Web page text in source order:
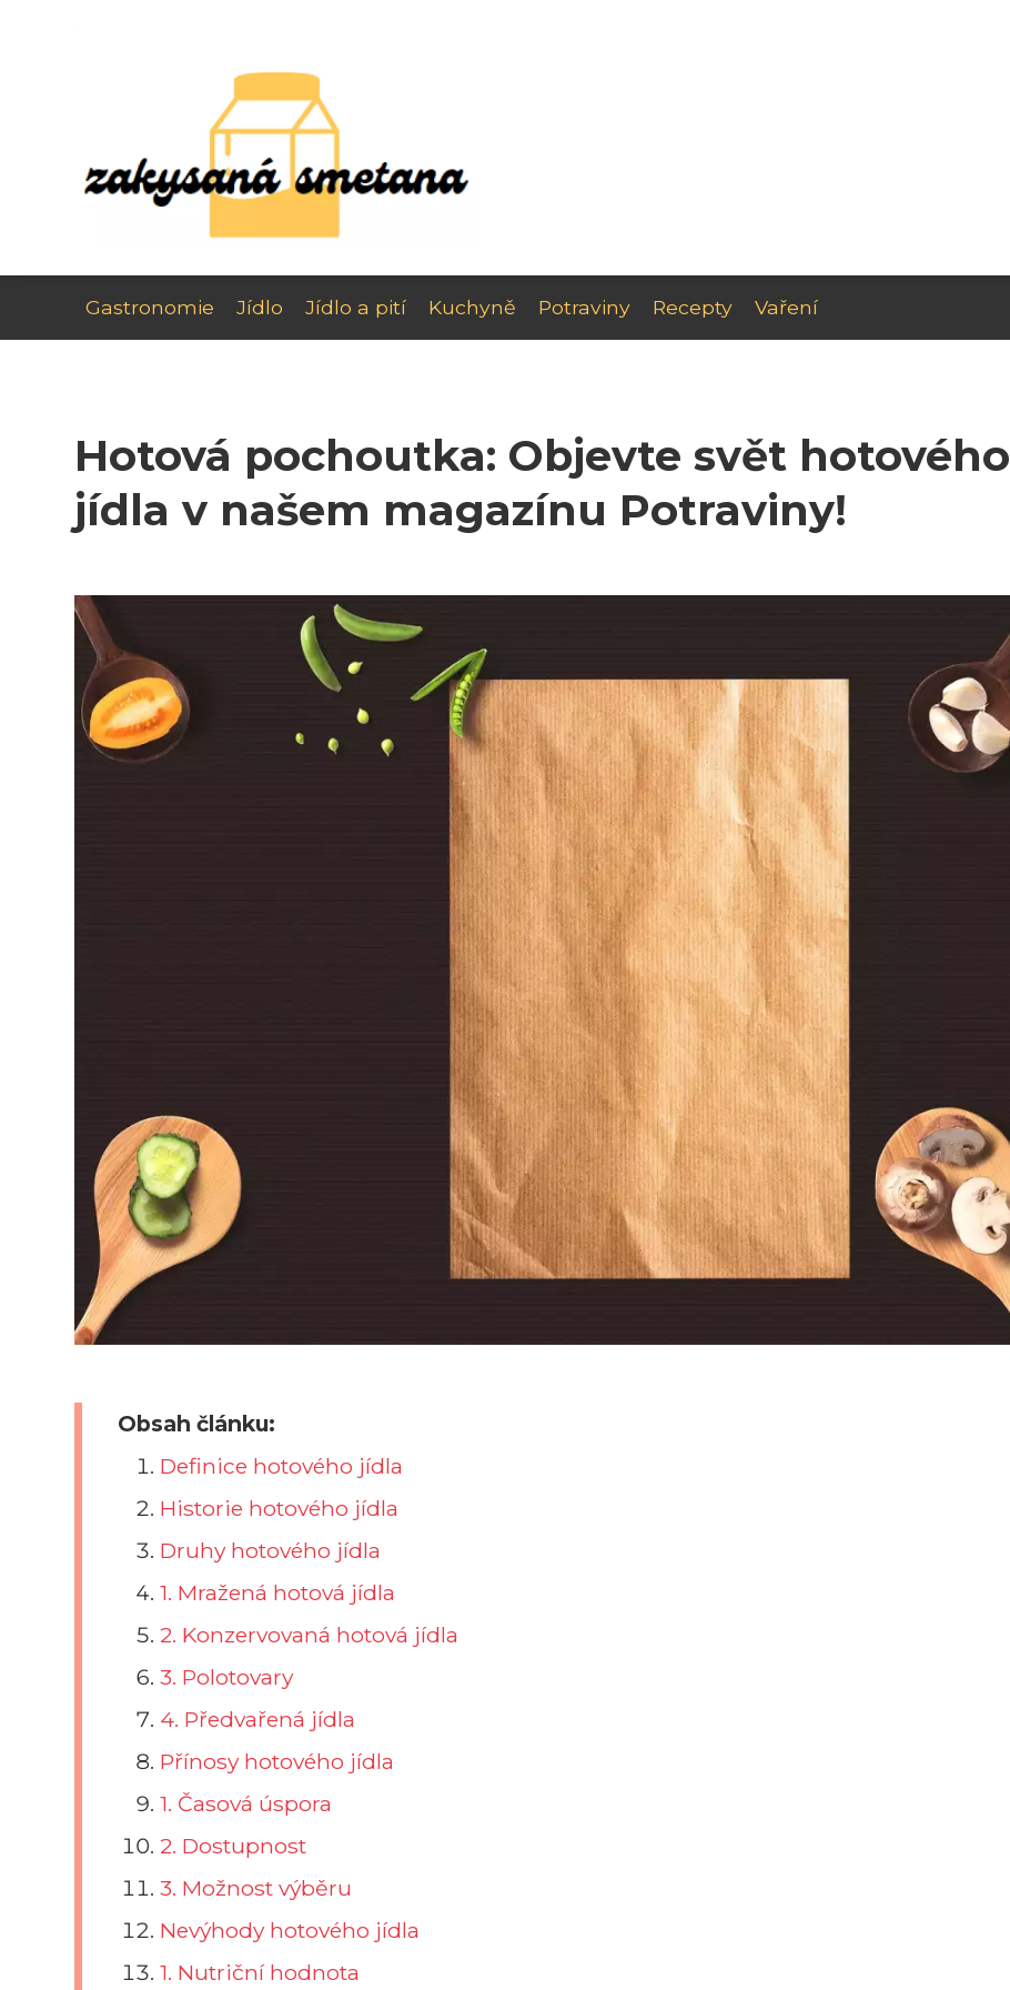
Gastronomie Jídlo Jídlo a pití Kuchyně Potraviny Recepty Vaření
Hotová pochoutka: Objevte svět hotového
jídla v našem magazínu Potraviny!
Obsah článku:
Definice hotového jídla
Historie hotového jídla
Druhy hotového jídla
1. Mražená hotová jídla
2. Konzervovaná hotová jídla
3. Polotovary
4. Předvařená jídla
Přínosy hotového jídla
1. Časová úspora
2. Dostupnost
3. Možnost výběru
Nevýhody hotového jídla
1. Nutriční hodnota